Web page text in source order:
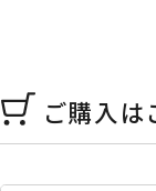
ご購入は